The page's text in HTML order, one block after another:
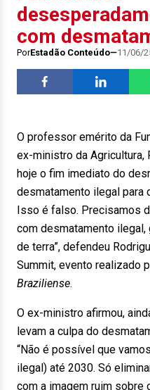
com
PorEstadão Conteúdo 11/06/
O professor emérito da
ex-ministro da Agricultura,
hoje o fim imediato do
desmatamento ilegal para
Isso é falso. Precisamos
com desmatamento
de terra”, defendeu
Summit, evento realizado
Braziliense.
O ex-ministro afirmou,
levam a culpa do
“Não é possível que
ilegal) até 2030. Só
com a imagem ruim sobre